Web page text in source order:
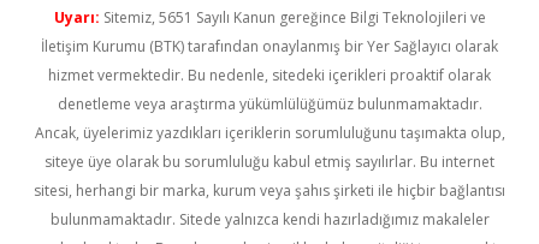
Uyarı: Sitemiz, 5651 Sayılı Kanun gereğince Bilgi Teknolojileri ve
İletişim Kurumu (BTK) tarafından onaylanmış bir Yer Sağlayıcı olarak
hizmet vermektedir. Bu nedenle, sitedeki içerikleri proaktif olarak
denetleme veya araştırma yükümlülüğümüz bulunmamaktadır.
Ancak, üyelerimiz yazdıkları içeriklerin sorumluluğunu taşımakta olup,
siteye üye olarak bu sorumluluğu kabul etmiş sayılırlar. Bu internet
sitesi, herhangi bir marka, kurum veya şahıs şirketi ile hiçbir bağlantısı
bulunmamaktadır. Sitede yalnızca kendi hazırladığımız makaleler